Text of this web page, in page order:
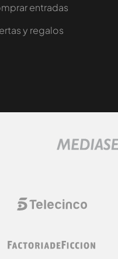
entradas
y regalos